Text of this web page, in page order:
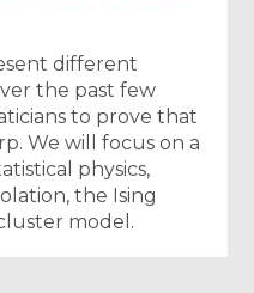
different
the past few
to prove that
We will focus on a
physics,
the Ising
model.